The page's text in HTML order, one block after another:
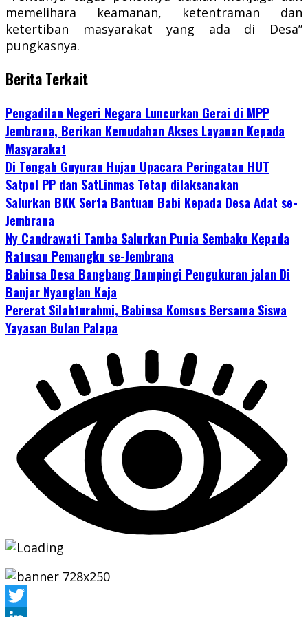
memelihara keamanan, ketentraman dan
ketertiban masyarakat yang ada di Desa”
pungkasnya.
Berita Terkait
Pengadilan Negeri Negara Luncurkan Gerai di MPP
Jembrana, Berikan Kemudahan Akses Layanan Kepada
Masyarakat
Di Tengah Guyuran Hujan Upacara Peringatan HUT
Satpol PP dan SatLinmas Tetap dilaksanakan
Salurkan BKK Serta Bantuan Babi Kepada Desa Adat se-
Jembrana
Ny Candrawati Tamba Salurkan Punia Sembako Kepada
Ratusan Pemangku se-Jembrana
Babinsa Desa Bangbang Dampingi Pengukuran jalan Di
Banjar Nyanglan Kaja
Pererat Silahturahmi, Babinsa Komsos Bersama Siswa
Yayasan Bulan Palapa